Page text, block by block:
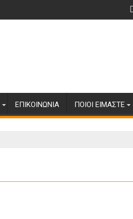
ΕΠΙΚΟΙΝΩΝΊΑ ΠΟΙΟΙ ΕΊΜΑΣΤΕ